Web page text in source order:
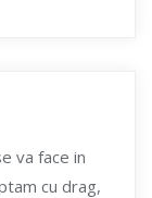
va face in
cu drag,